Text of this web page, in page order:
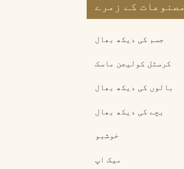
مصنوعات کے زمرے
جسم کی دیکھ بھال
کرسٹل کولیجن ماسک
بالوں کی دیکھ بھال
بچے کی دیکھ بھال
خوشبو
میک اپ